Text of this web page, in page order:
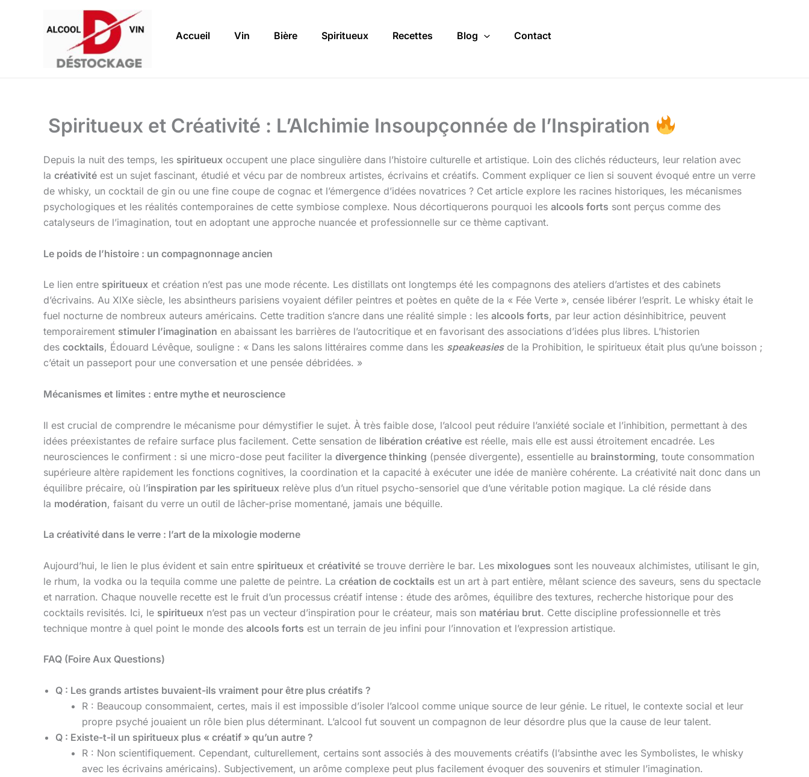
Accueil Vin Bière Spiritueux Recettes Blog Contact
Spiritueux et Créativité : L’Alchimie Insoupçonnée de l’Inspiration
Depuis la nuit des temps, les spiritueux occupent une place singulière dans l’histoire culturelle et artistique. Loin des clichés réducteurs, leur relation avec
la créativité est un sujet fascinant, étudié et vécu par de nombreux artistes, écrivains et créatifs. Comment expliquer ce lien si souvent évoqué entre un verre
de whisky, un cocktail de gin ou une fine coupe de cognac et l’émergence d’idées novatrices ? Cet article explore les racines historiques, les mécanismes
psychologiques et les réalités contemporaines de cette symbiose complexe. Nous décortiquerons pourquoi les alcools forts sont perçus comme des
catalyseurs de l’imagination, tout en adoptant une approche nuancée et professionnelle sur ce thème captivant.
Le poids de l’histoire : un compagnonnage ancien
Le lien entre spiritueux et création n’est pas une mode récente. Les distillats ont longtemps été les compagnons des ateliers d’artistes et des cabinets
d’écrivains. Au XIXe siècle, les absintheurs parisiens voyaient défiler peintres et poètes en quête de la « Fée Verte », censée libérer l’esprit. Le whisky était le
fuel nocturne de nombreux auteurs américains. Cette tradition s’ancre dans une réalité simple : les alcools forts, par leur action désinhibitrice, peuvent
temporairement stimuler l’imagination en abaissant les barrières de l’autocritique et en favorisant des associations d’idées plus libres. L’historien
des cocktails, Édouard Lévêque, souligne : « Dans les salons littéraires comme dans les speakeasiesde la Prohibition, le spiritueux était plus qu’une boisson ;
c’était un passeport pour une conversation et une pensée débridées. »
Mécanismes et limites : entre mythe et neuroscience
Il est crucial de comprendre le mécanisme pour démystifier le sujet. À très faible dose, l’alcool peut réduire l’anxiété sociale et l’inhibition, permettant à des
idées préexistantes de refaire surface plus facilement. Cette sensation de libération créative est réelle, mais elle est aussi étroitement encadrée. Les
neurosciences le confirment : si une micro-dose peut faciliter la divergence thinking (pensée divergente), essentielle au brainstorming, toute consommation
supérieure altère rapidement les fonctions cognitives, la coordination et la capacité à exécuter une idée de manière cohérente. La créativité nait donc dans un
équilibre précaire, où l’inspiration par les spiritueux relève plus d’un rituel psycho-sensoriel que d’une véritable potion magique. La clé réside dans
la modération, faisant du verre un outil de lâcher-prise momentané, jamais une béquille.
La créativité dans le verre : l’art de la mixologie moderne
Aujourd’hui, le lien le plus évident et sain entre spiritueux et créativité se trouve derrière le bar. Les mixologues sont les nouveaux alchimistes, utilisant le gin,
le rhum, la vodka ou la tequila comme une palette de peintre. La création de cocktails est un art à part entière, mêlant science des saveurs, sens du spectacle
et narration. Chaque nouvelle recette est le fruit d’un processus créatif intense : étude des arômes, équilibre des textures, recherche historique pour des
cocktails revisités. Ici, le spiritueux n’est pas un vecteur d’inspiration pour le créateur, mais son matériau brut. Cette discipline professionnelle et très
technique montre à quel point le monde des alcools forts est un terrain de jeu infini pour l’innovation et l’expression artistique.
FAQ (Foire Aux Questions)
Q : Les grands artistes buvaient-ils vraiment pour être plus créatifs ?
R : Beaucoup consommaient, certes, mais il est impossible d’isoler l’alcool comme unique source de leur génie. Le rituel, le contexte social et leur
propre psyché jouaient un rôle bien plus déterminant. L’alcool fut souvent un compagnon de leur désordre plus que la cause de leur talent.
Q : Existe-t-il un spiritueux plus « créatif » qu’un autre ?
R : Non scientifiquement. Cependant, culturellement, certains sont associés à des mouvements créatifs (l’absinthe avec les Symbolistes, le whisky
avec les écrivains américains). Subjectivement, un arôme complexe peut plus facilement évoquer des souvenirs et stimuler l’imagination.